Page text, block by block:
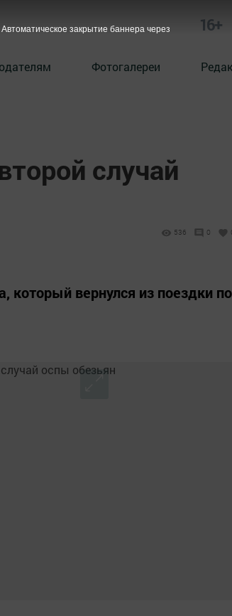
16+
Фотогалереи
случай
536 0
который вернулся из поездки по
Автоматическое закрытие баннера через